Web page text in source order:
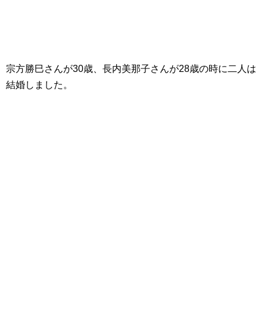
宗方勝巳さんが30歳、長内美那子さんが28歳の時に二人は
結婚しました。